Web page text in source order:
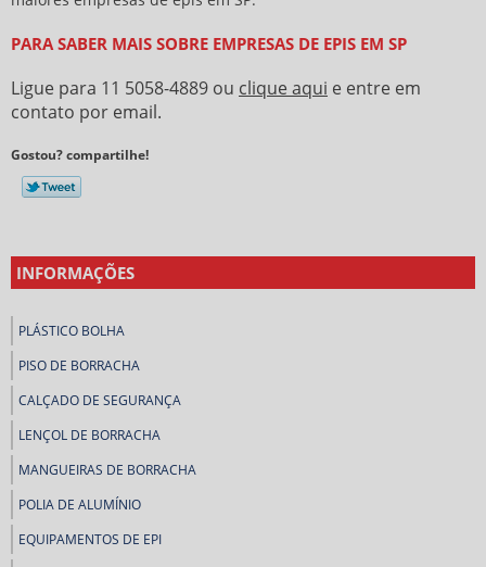
PARA SABER MAIS SOBRE EMPRESAS DE EPIS EM SP
Ligue para 11 5058-4889 ou clique aqui e entre em
contato por email.
Gostou? compartilhe!
INFORMAÇÕES
PLÁSTICO BOLHA
PISO DE BORRACHA
CALÇADO DE SEGURANÇA
LENÇOL DE BORRACHA
MANGUEIRAS DE BORRACHA
POLIA DE ALUMÍNIO
EQUIPAMENTOS DE EPI